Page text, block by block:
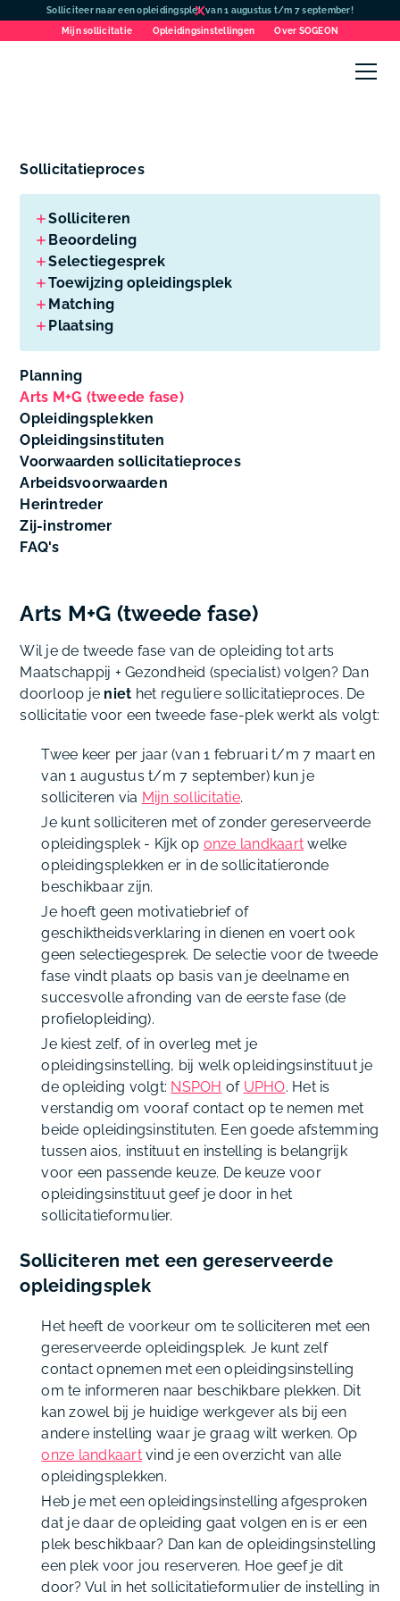
Solliciteer naar een opleidingsplek van 1 augustus t/m 7 september!
Mijn sollicitatie
Opleidingsinstellingen Over SOGEON
Sollicitatieproces
Solliciteren
Beoordeling
Selectiegesprek
Toewijzing opleidingsplek
Matching
Plaatsing
Planning
Arts M+G (tweede fase)
Opleidingsplekken
Opleidingsinstituten
Voorwaarden sollicitatieproces
Arbeidsvoorwaarden
Herintreder
Zij-instromer
FAQ's
Arts M+G (tweede fase)
Wil je de tweede fase van de opleiding tot arts
Maatschappij + Gezondheid (specialist) volgen? Dan
doorloop je niet het reguliere sollicitatieproces. De
sollicitatie voor een tweede fase-plek werkt als volgt:
Twee keer per jaar (van 1 februari t/m 7 maart en
van 1 augustus t/m 7 september) kun je
solliciteren via Mijn sollicitatie.
Je kunt solliciteren met of zonder gereserveerde
opleidingsplek - Kijk op onze landkaart welke
opleidingsplekken er in de sollicitatieronde
beschikbaar zijn.
Je hoeft geen motivatiebrief of
geschiktheidsverklaring in dienen en voert ook
geen selectiegesprek. De selectie voor de tweede
fase vindt plaats op basis van je deelname en
succesvolle afronding van de eerste fase (de
profielopleiding).
Je kiest zelf, of in overleg met je
opleidingsinstelling, bij welk opleidingsinstituut je
de opleiding volgt: NSPOH of UPHO. Het is
verstandig om vooraf contact op te nemen met
beide opleidingsinstituten. Een goede afstemming
tussen aios, instituut en instelling is belangrijk
voor een passende keuze. De keuze voor
opleidingsinstituut geef je door in het
sollicitatieformulier.
Solliciteren met een gereserveerde
opleidingsplek
Het heeft de voorkeur om te solliciteren met een
gereserveerde opleidingsplek. Je kunt zelf
contact opnemen met een opleidingsinstelling
om te informeren naar beschikbare plekken. Dit
kan zowel bij je huidige werkgever als bij een
andere instelling waar je graag wilt werken. Op
onze landkaartvind je een overzicht van alle
opleidingsplekken.
Heb je met een opleidingsinstelling afgesproken
dat je daar de opleiding gaat volgen en is er een
plek beschikbaar? Dan kan de opleidingsinstelling
een plek voor jou reserveren. Hoe geef je dit
door? Vul in het sollicitatieformulier de instelling in